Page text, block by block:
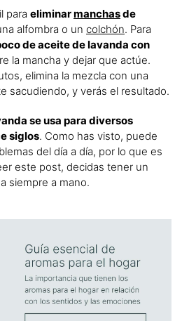
para eliminarmanchasde
alfombra o un colchón. Para
de aceite de lavanda con
la mancha y dejar que actúe.
elimina la mezcla con una
sacudiendo, y verás el resultado.
se usa para diversos
siglos. Como has visto, puede
del día a día, por lo que es
este post, decidas tener un
siempre a mano.